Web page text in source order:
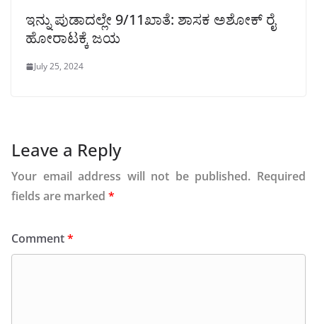
ಇನ್ನು ಪುಡಾದಲ್ಲೇ 9/11ಖಾತೆ: ಶಾಸಕ ಅಶೋಕ್ ರೈ
ಹೋರಾಟಕ್ಕೆ ಜಯ
July 25, 2024
Leave a Reply
Your email address will not be published. Required
fields are marked *
Comment*